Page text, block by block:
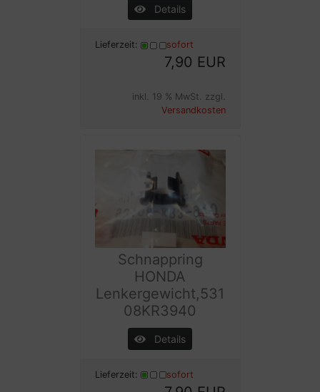
Details
Lieferzeit: sofort
7,90 EUR
inkl. 19 % MwSt. zzgl.
Versandkosten
Schnappring
HONDA
Lenkergewicht,531
08KR3940
Details
Lieferzeit: sofort